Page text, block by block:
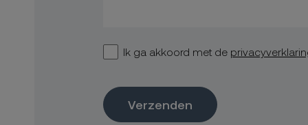
Ik ga akkoord met de
Verzenden